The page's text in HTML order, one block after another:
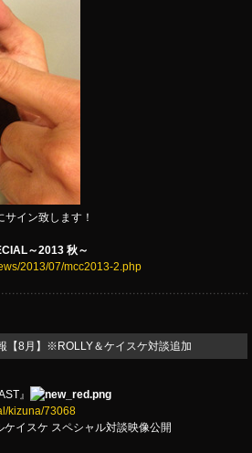
イン致します！
～2013 秋～
2013/07/mcc2013-2.php
【8月】※ROLLY＆ケイスケ対談追加
』
kizuna/73068
イスケ スペシャル対談映像公開